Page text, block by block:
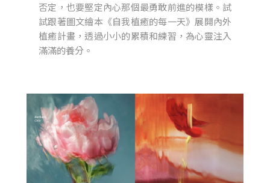
否定，也要堅定內心那個最勇敢前進的模樣。試
試跟著圖文繪本《自我植癒的每一天》展開內外
植癒計畫，透過小小的累積和練習，為心靈注入
滿滿的養分。